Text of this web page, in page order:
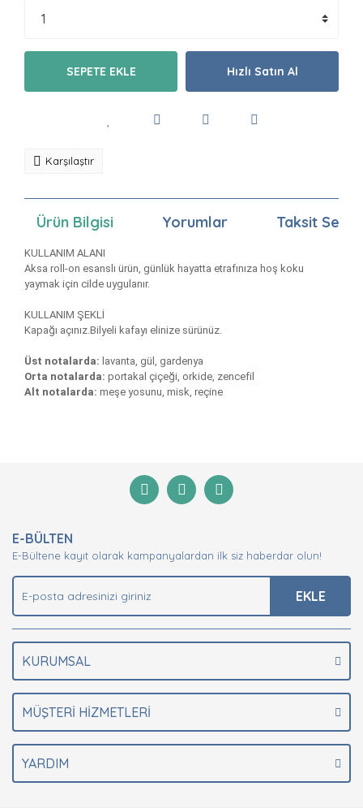
SEPETE EKLE Hızlı Satın Al
Karşılaştır
Ürün Bilgisi Yorumlar Taksit
KULLANIM ALANI
Aksa roll-on esanslı ürün, günlük hayatta etrafınıza hoş koku
yaymak için cilde uygulanır.
KULLANIM ŞEKLİ
Kapağı açınız.Bilyeli kafayı elinize sürünüz.
Üst notalarda: lavanta, gül, gardenya
Orta notalarda: portakal çiçeği, orkide, zencefil
Alt notalarda: meşe yosunu, misk, reçine
Yorum Yaz
Görüş ve önerileriniz için teşekkür ederiz.
Ürün açıklamasında eksik bilgiler bulunuyor.
Ürün bilgilerinde hatalar bulunuyor.
E-BÜLTEN
E-Bültene kayıt olarak kampanyalardan ilk siz haberdar olun!
EKLE
KURUMSAL
MÜŞTERİ HİZMETLERİ
YARDIM